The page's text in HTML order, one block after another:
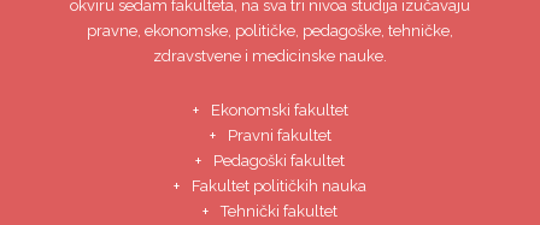
okviru sedam fakulteta, na sva tri nivoa studija izučavaju
pravne, ekonomske, političke, pedagoške, tehničke,
zdravstvene i medicinske nauke.
Ekonomski fakultet
Pravni fakultet
Pedagoški fakultet
Fakultet političkih nauka
Tehnički fakultet